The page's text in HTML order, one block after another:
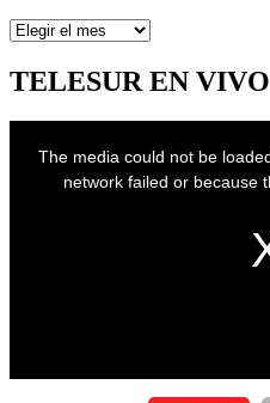
Artículos
mes
TELESUR EN VIVO